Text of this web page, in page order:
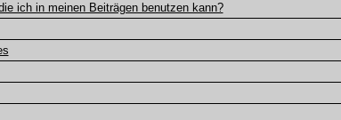
ich in meinen Beiträgen benutzen kann?